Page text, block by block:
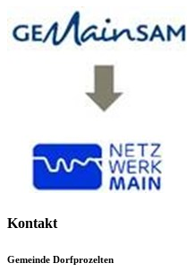
Kontakt
Gemeinde Dorfprozelten